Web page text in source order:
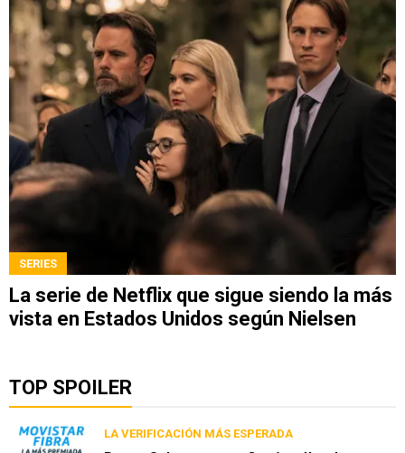
SERIES
La serie de Netflix que sigue siendo la más
vista en Estados Unidos según Nielsen
TOP SPOILER
LA VERIFICACIÓN MÁS ESPERADA